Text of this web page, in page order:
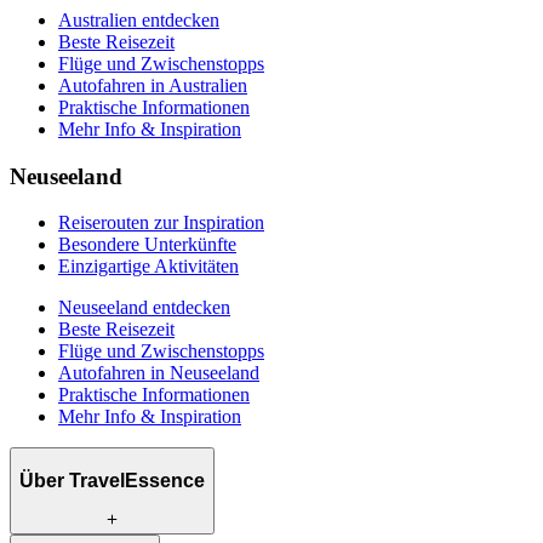
Australien entdecken
Beste Reisezeit
Flüge und Zwischenstopps
Autofahren in Australien
Praktische Informationen
Mehr Info & Inspiration
Neuseeland
Reiserouten zur Inspiration
Besondere Unterkünfte
Einzigartige Aktivitäten
Neuseeland entdecken
Beste Reisezeit
Flüge und Zwischenstopps
Autofahren in Neuseeland
Praktische Informationen
Mehr Info & Inspiration
Über TravelEssence